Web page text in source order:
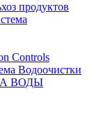
продуктов
Controls
Водоочистки
ВОДЫ